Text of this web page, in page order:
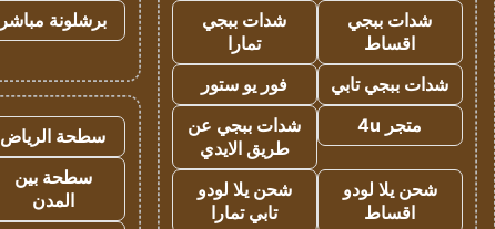
شدات ببجي
اقساط
شدات ببجي
تمارا
شدات ببجي تابي
فور يو ستور
متجر 4u
شدات ببجي عن
طريق الايدي
شحن يلا لودو
اقساط
شحن يلا لودو
تابي تمارا
برشلونة مباشر
سطحة الرياض
سطحة بين
المدن